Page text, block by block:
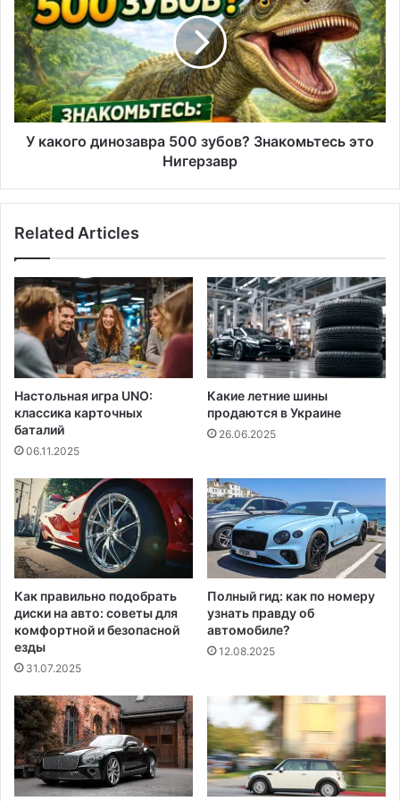
динозавра
500
зубов?
Знакомьтесь
это
Нигерзавр
У какого динозавра 500 зубов? Знакомьтесь это
Нигерзавр
Related Articles
Настольная игра UNO:
классика карточных
баталий
06.11.2025
Какие летние шины
продаются в Украине
26.06.2025
Как правильно подобрать
диски на авто: советы для
комфортной и безопасной
езды
31.07.2025
Полный гид: как по номеру
узнать правду об
автомобиле?
12.08.2025